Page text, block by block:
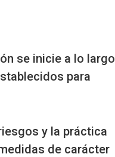
se inicie a lo largo
para
y la práctica
de carácter